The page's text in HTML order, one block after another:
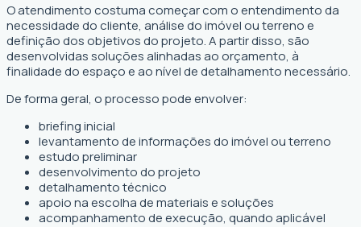
O atendimento costuma começar com o entendimento da
necessidade do cliente, análise do imóvel ou terreno e
definição dos objetivos do projeto. A partir disso, são
desenvolvidas soluções alinhadas ao orçamento, à
finalidade do espaço e ao nível de detalhamento necessário.
De forma geral, o processo pode envolver:
briefing inicial
levantamento de informações do imóvel ou terreno
estudo preliminar
desenvolvimento do projeto
detalhamento técnico
apoio na escolha de materiais e soluções
acompanhamento de execução, quando aplicável